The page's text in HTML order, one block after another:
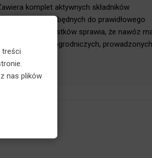
komplet aktywnych składników
niezbędnych do prawidłowego
pierwiastków sprawia, że nawóz ma
upraw ogrodniczych, prowadzonych
treści
nas plików